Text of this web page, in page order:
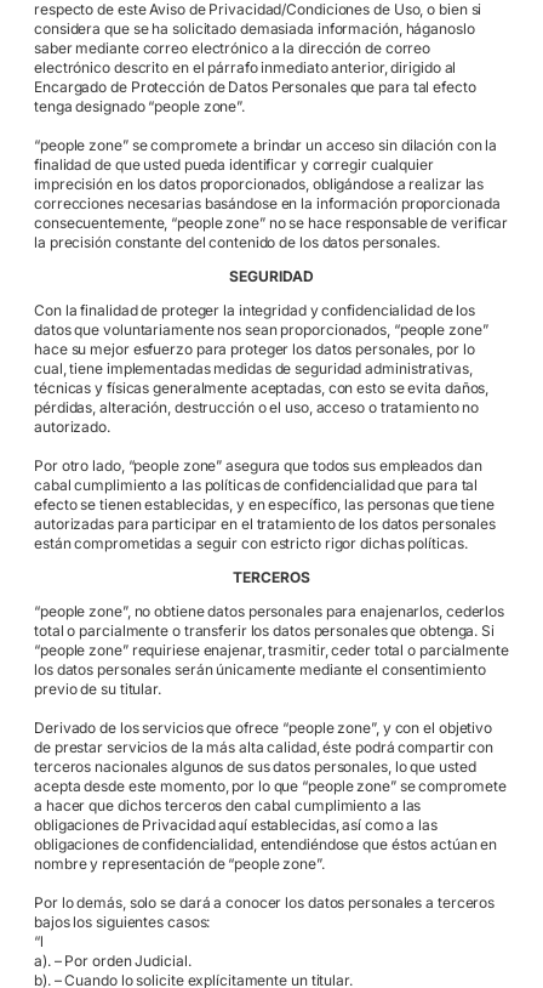
respecto de este Aviso de Privacidad/Condiciones de Uso, o bien si
considera que se ha solicitado demasiada información, háganoslo
saber mediante correo electrónico a la dirección de correo
electrónico descrito en el párrafo inmediato anterior, dirigido al
Encargado de Protección de Datos Personales que para tal efecto
tenga designado “people zone”.
“people zone” se compromete a brindar un acceso sin dilación con la
finalidad de que usted pueda identificar y corregir cualquier
imprecisión en los datos proporcionados, obligándose a realizar las
correcciones necesarias basándose en la información proporcionada
consecuentemente, “people zone” no se hace responsable de verificar
la precisión constante del contenido de los datos personales.
SEGURIDAD
Con la finalidad de proteger la integridad y confidencialidad de los
datos que voluntariamente nos sean proporcionados, “people zone”
hace su mejor esfuerzo para proteger los datos personales, por lo
cual, tiene implementadas medidas de seguridad administrativas,
técnicas y físicas generalmente aceptadas, con esto se evita daños,
pérdidas, alteración, destrucción o el uso, acceso o tratamiento no
autorizado.
Por otro lado, “people zone” asegura que todos sus empleados dan
cabal cumplimiento a las políticas de confidencialidad que para tal
efecto se tienen establecidas, y en específico, las personas que tiene
autorizadas para participar en el tratamiento de los datos personales
están comprometidas a seguir con estricto rigor dichas políticas.
TERCEROS
“people zone”, no obtiene datos personales para enajenarlos, cederlos
total o parcialmente o transferir los datos personales que obtenga. Si
“people zone” requiriese enajenar, trasmitir, ceder total o parcialmente
los datos personales serán únicamente mediante el consentimiento
previo de su titular.
Derivado de los servicios que ofrece “people zone”, y con el objetivo
de prestar servicios de la más alta calidad, éste podrá compartir con
terceros nacionales algunos de sus datos personales, lo que usted
acepta desde este momento, por lo que “people zone” se compromete
a hacer que dichos terceros den cabal cumplimiento a las
obligaciones de Privacidad aquí establecidas, así como a las
obligaciones de confidencialidad, entendiéndose que éstos actúan en
nombre y representación de “people zone”.
Por lo demás, solo se dará a conocer los datos personales a terceros
bajos los siguientes casos:
“l
a). – Por orden Judicial.
b). – Cuando lo solicite explícitamente un titular.